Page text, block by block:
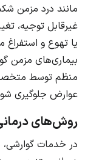
مانند درد مزمن
غیرقابل توجیه،
یا تهوع و استفراغ
بیماری‌های مزمن
منظم توسط متخصص
عوارض جلوگیری
روش‌های
در خدمات